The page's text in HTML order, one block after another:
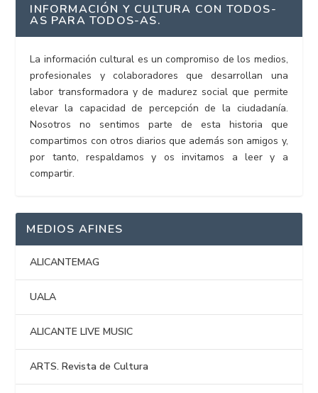
INFORMACIÓN Y CULTURA CON TODOS-
AS PARA TODOS-AS.
La información cultural es un compromiso de los medios,
profesionales y colaboradores que desarrollan una
labor transformadora y de madurez social que permite
elevar la capacidad de percepción de la ciudadanía.
Nosotros no sentimos parte de esta historia que
compartimos con otros diarios que además son amigos y,
por tanto, respaldamos y os invitamos a leer y a
compartir.
MEDIOS AFINES
ALICANTEMAG
UALA
ALICANTE LIVE MUSIC
ARTS. Revista de Cultura